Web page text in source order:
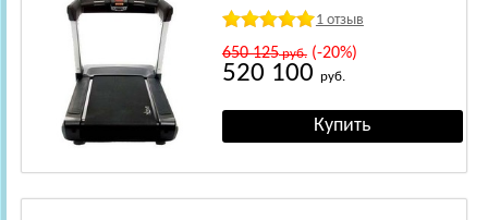
1 отзыв
650 125руб.(-20%)
520 100 руб.